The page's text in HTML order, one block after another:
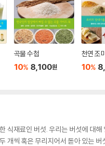
곡물 수첩
10% 8,100원
천연 조
10%
식재료인 버섯. 우리는 버섯에 대해
개씩 혹은 무리지어서 돋아 있는